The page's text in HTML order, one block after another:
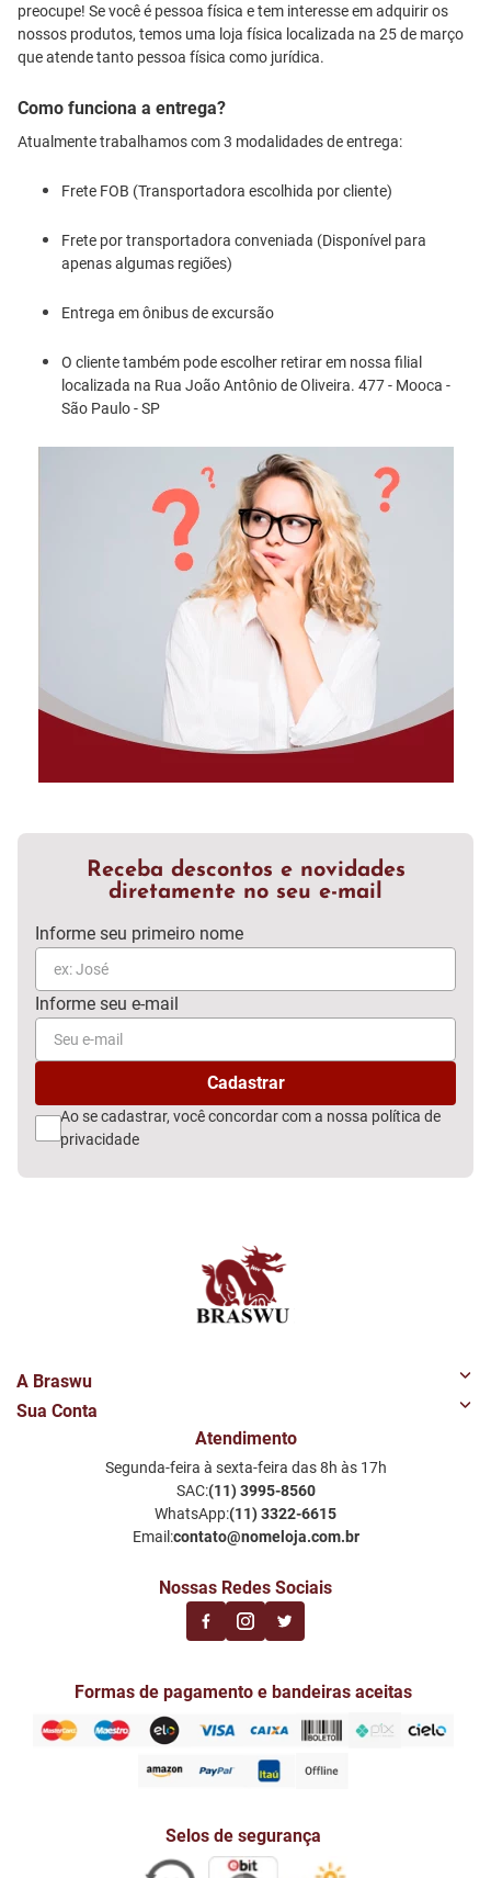
preocupe! Se você é pessoa física e tem interesse em adquirir os
nossos produtos, temos uma loja física localizada na 25 de março
que atende tanto pessoa física como jurídica.
Como funciona a entrega?
Atualmente trabalhamos com 3 modalidades de entrega:
Frete FOB (Transportadora escolhida por cliente)
Frete por transportadora conveniada (Disponível para
apenas algumas regiões)
Entrega em ônibus de excursão
O cliente também pode escolher retirar em nossa filial
localizada na Rua João Antônio de Oliveira. 477 - Mooca -
São Paulo - SP
Receba descontos e novidades
diretamente no seu e-mail
Ao se cadastrar, você concordar com a nossa política de
privacidade
A Braswu
Quem Somos
Perguntas Frequentes
Política de Privacidade LGPD
Sua Conta
Meus Favoritos
Notificações por email
Atendimento
Segunda-feira à sexta-feira das 8h às 17h
SAC:(11) 3995-8560
WhatsApp:(11) 3322-6615
Email:contato@nomeloja.com.br
Nossas Redes Sociais
Formas de pagamento e bandeiras aceitas
Selos de segurança